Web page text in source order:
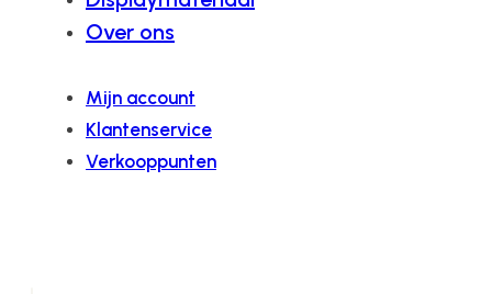
Over ons
Mijn account
Klantenservice
Verkooppunten